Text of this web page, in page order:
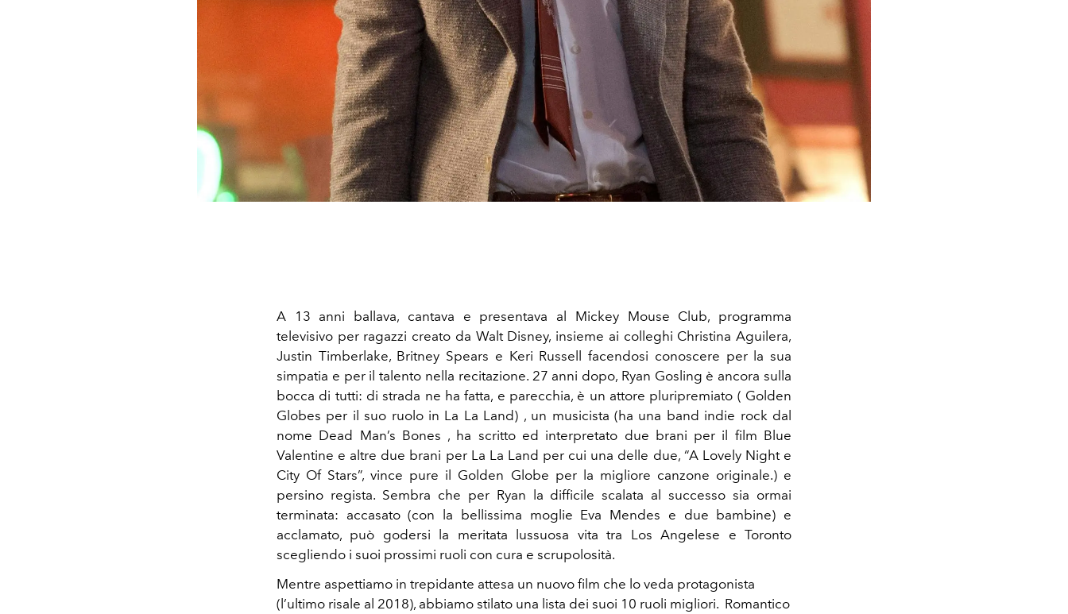
A 13 anni ballava, cantava e presentava al Mickey Mouse Club, programma
televisivo per ragazzi creato da Walt Disney, insieme ai colleghi Christina Aguilera,
Justin Timberlake, Britney Spears e Keri Russell facendosi conoscere per la sua
simpatia e per il talento nella recitazione. 27 anni dopo, Ryan Gosling è ancora sulla
bocca di tutti: di strada ne ha fatta, e parecchia, è un attore pluripremiato ( Golden
Globes per il suo ruolo in La La Land) , un musicista (ha una band indie rock dal
nome Dead Man’s Bones , ha scritto ed interpretato due brani per il film Blue
Valentine e altre due brani per La La Land per cui una delle due, “A Lovely Night e
City Of Stars”, vince pure il Golden Globe per la migliore canzone originale.) e
persino regista. Sembra che per Ryan la difficile scalata al successo sia ormai
terminata: accasato (con la bellissima moglie Eva Mendes e due bambine) e
acclamato, può godersi la meritata lussuosa vita tra Los Angelese e Toronto
scegliendo i suoi prossimi ruoli con cura e scrupolosità.
Mentre aspettiamo in trepidante attesa un nuovo film che lo veda protagonista
(l’ultimo risale al 2018), abbiamo stilato una lista dei suoi 10 ruoli migliori. Romantico